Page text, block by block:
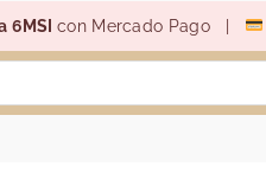
6MSIcon Mercado Pago |